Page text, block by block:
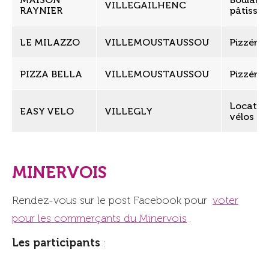
RAYNIER
VILLEGAILHENC
LE MILAZZO VILLEMOUSTAUSSOU Pizzéria
PIZZA BELLA VILLEMOUSTAUSSOU Pizzéria
EASY VELO VILLEGLY
vélos
MINERVOIS
Rendez-vous sur le post Facebook pour voter
pour les commerçants du Minervois .
Les participants :